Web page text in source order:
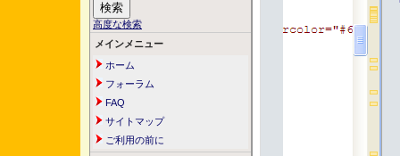
高度な検索
メインメニュー
ホーム
フォーラム
FAQ
サイトマップ
ご利用の前に